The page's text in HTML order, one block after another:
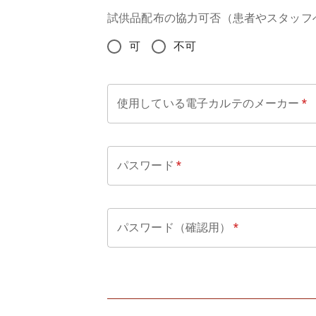
試供品配布の協力可否（患者やスタッフ
可 不可
使用している電子カルテのメーカー *
パスワード *
パスワード（確認用） *